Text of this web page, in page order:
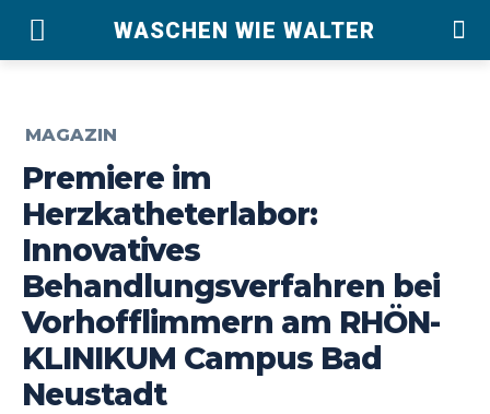
WASCHEN WIE WALTER
MAGAZIN
Premiere im
Herzkatheterlabor:
Innovatives
Behandlungsverfahren bei
Vorhofflimmern am RHÖN-
KLINIKUM Campus Bad
Neustadt